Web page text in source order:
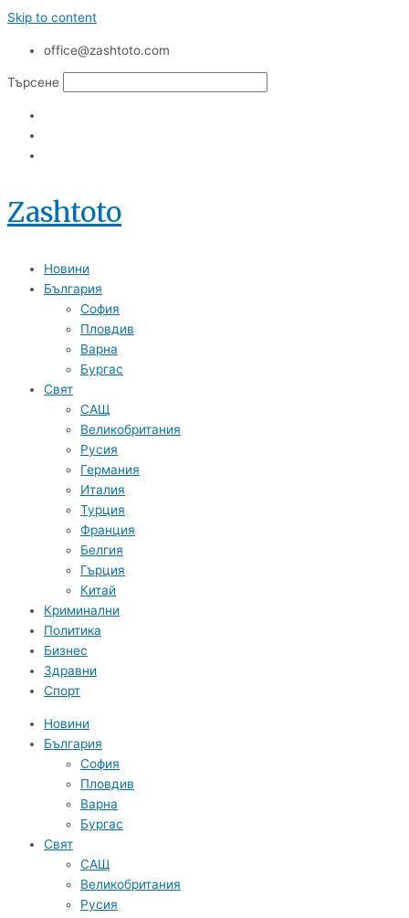
Skip to content
office@zashtoto.com
Търсене
Zashtoto
Новини
България
София
Пловдив
Варна
Бургас
Свят
САЩ
Великобритания
Русия
Германия
Италия
Турция
Франция
Белгия
Гърция
Китай
Криминални
Политика
Бизнес
Здравни
Спорт
Новини
България
София
Пловдив
Варна
Бургас
Свят
САЩ
Великобритания
Русия